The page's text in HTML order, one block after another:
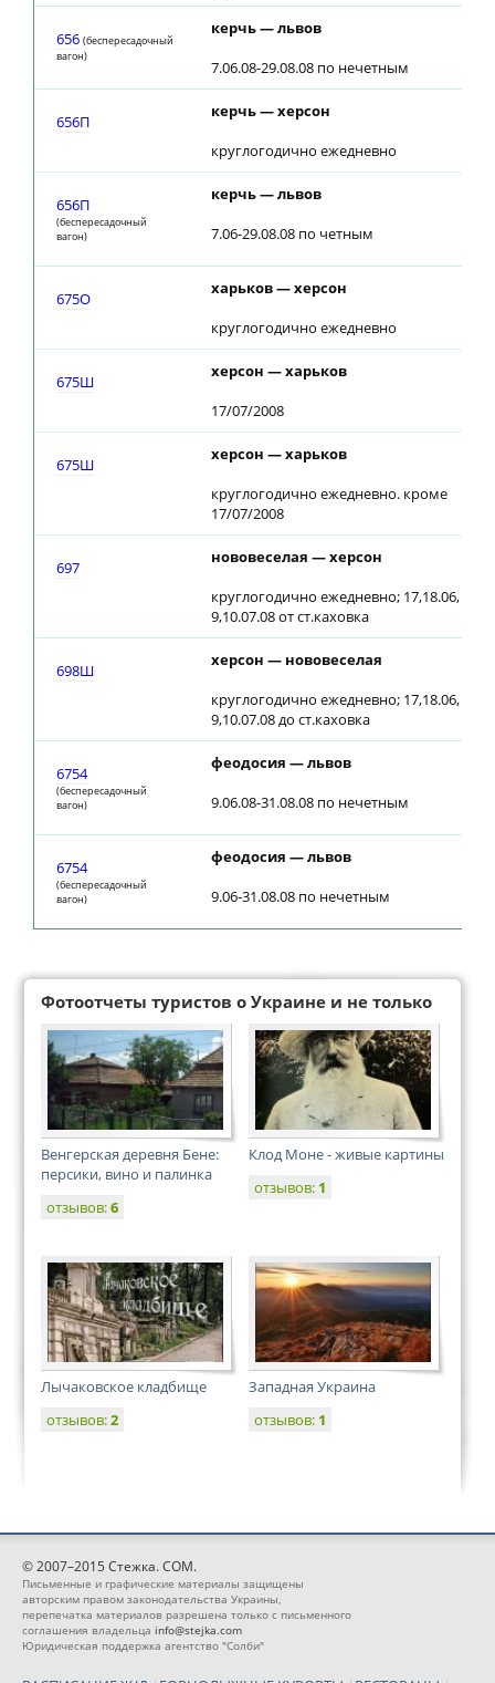
656 (беспересадочный
вагон)
керчь — львов
7.06.08-29.08.08 по нечетным
656П
керчь — херсон
круглогодично ежедневно
656П
(беспересадочный
вагон)
керчь — львов
7.06-29.08.08 по четным
675О
харьков — херсон
круглогодично ежедневно
675Ш
херсон — харьков
17/07/2008
675Ш
херсон — харьков
круглогодично ежедневно. кроме
17/07/2008
697
нововеселая — херсон
круглогодично ежедневно; 17,18.06,
9,10.07.08 от ст.каховка
698Ш
херсон — нововеселая
круглогодично ежедневно; 17,18.06,
9,10.07.08 до ст.каховка
6754
(беспересадочный
вагон)
феодосия — львов
9.06.08-31.08.08 по нечетным
6754
(беспересадочный
вагон)
феодосия — львов
9.06-31.08.08 по нечетным
Фотоотчеты туристов о Украине и не только
Венгерская деревня Бене:
персики, вино и палинка
отзывов:6
Клод Моне - живые картины
отзывов: 1
Лычаковское кладбище
отзывов:2
Западная Украина
отзывов: 1
© 2007–2015 Стежка. COM.
Письменные и графические материалы защищены
авторским правом законодательства Украины,
перепечатка материалов разрешена только с письменного
соглашения владельца info@stejka.com
Юридическая поддержка агентство "Солби"